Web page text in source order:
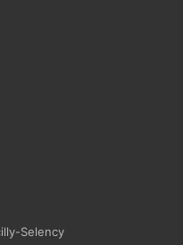
Selency